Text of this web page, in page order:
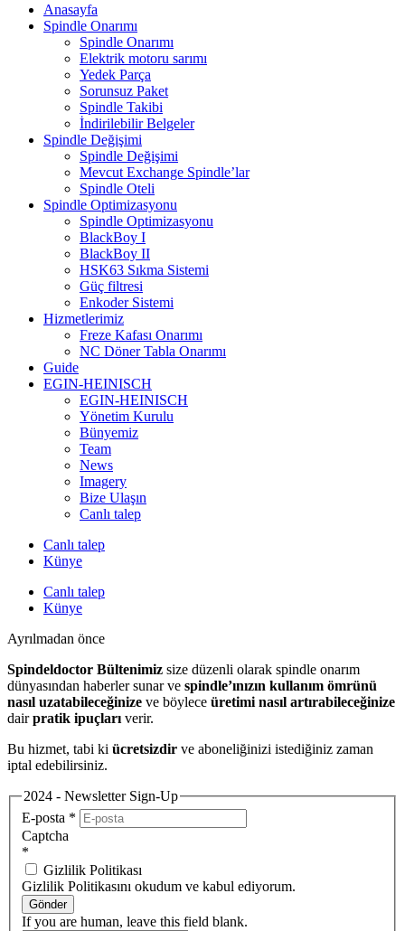
Anasayfa
Spindle Onarımı
Spindle Onarımı
Elektrik motoru sarımı
Yedek Parça
Sorunsuz Paket
Spindle Takibi
İndirilebilir Belgeler
Spindle Değişimi
Spindle Değişimi
Mevcut Exchange Spindle’lar
Spindle Oteli
Spindle Optimizasyonu
Spindle Optimizasyonu
BlackBoy I
BlackBoy II
HSK63 Sıkma Sistemi
Güç filtresi
Enkoder Sistemi
Hizmetlerimiz
Freze Kafası Onarımı
NC Döner Tabla Onarımı
Guide
EGIN-HEINISCH
EGIN-HEINISCH
Yönetim Kurulu
Bünyemiz
Team
News
Imagery
Bize Ulaşın
Canlı talep
Canlı talep
Künye
Canlı talep
Künye
Ayrılmadan önce
Spindeldoctor Bültenimiz size düzenli olarak spindle onarım
dünyasından haberler sunar ve spindle’ınızın kullanım ömrünü
nasıl uzatabileceğinize ve böylece üretimi nasıl artırabileceğinize
dairpratik ipuçları verir.
Bu hizmet, tabi ki ücretsizdir ve aboneliğinizi istediğiniz zaman
iptal edebilirsiniz.
2024 - Newsletter Sign-Up
E-posta *
Captcha
*
Gizlilik Politikası
Gizlilik Politikasını okudum ve kabul ediyorum.
Gönder
If you are human, leave this field blank.